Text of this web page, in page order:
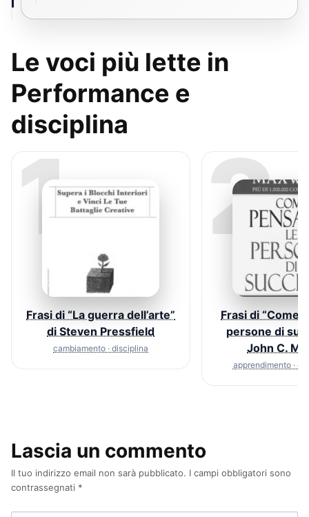
Le voci più lette in
Performance e
disciplina
1
Frasi di “La guerra dell’arte”
di Steven Pressfield
cambiamento · disciplina
2
Frasi di “Come
persone di
John C.
apprendimento ·
Lascia un commento
Il tuo indirizzo email non sarà pubblicato. I campi obbligatori sono
contrassegnati *